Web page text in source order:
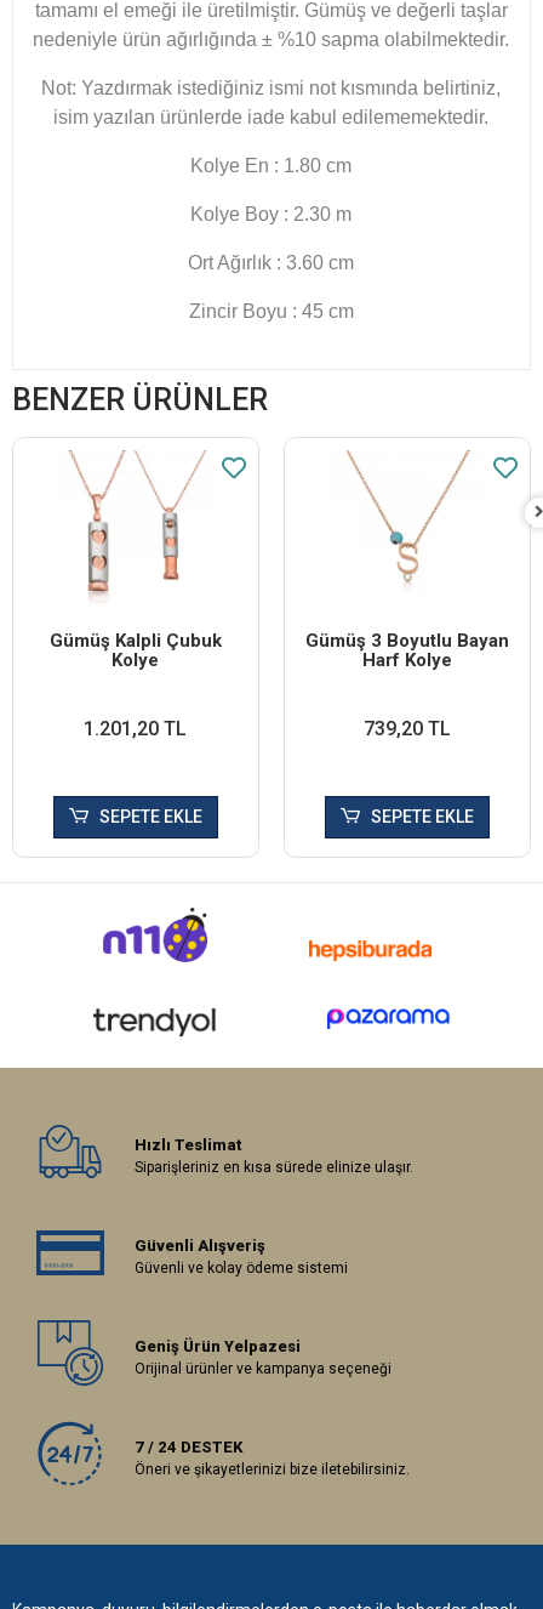
tamamı el emeği ile üretilmiştir. Gümüş ve değerli taşlar
nedeniyle ürün ağırlığında ± %10 sapma olabilmektedir.
Not: Yazdırmak istediğiniz ismi not kısmında belirtiniz,
isim yazılan ürünlerde iade kabul edilememektedir.
Kolye En : 1.80 cm
Kolye Boy : 2.30 m
Ort Ağırlık : 3.60 cm
Zincir Boyu : 45 cm
BENZER ÜRÜNLER
Gümüş Kalpli Çubuk
Kolye
1.201,20 TL
SEPETE EKLE
Gümüş 3 Boyutlu Bayan
Harf Kolye
739,20 TL
SEPETE EKLE
Hızlı Teslimat
Siparişleriniz en kısa sürede elinize ulaşır.
Güvenli Alışveriş
Güvenli ve kolay ödeme sistemi
Geniş Ürün Yelpazesi
Orijinal ürünler ve kampanya seçeneği
7 / 24 DESTEK
Öneri ve şikayetlerinizi bize iletebilirsiniz.